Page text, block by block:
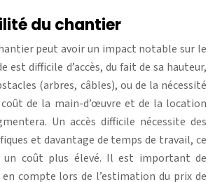
du chantier
peut avoir un impact notable sur le
est difficile d’accès, du fait de sa hauteur,
(arbres, câbles), ou de la nécessité
coût de la main-d’œuvre et de la location
Un accès difficile nécessite des
et davantage de temps de travail, ce
coût plus élevé. Il est important de
compte lors de l’estimation du prix de